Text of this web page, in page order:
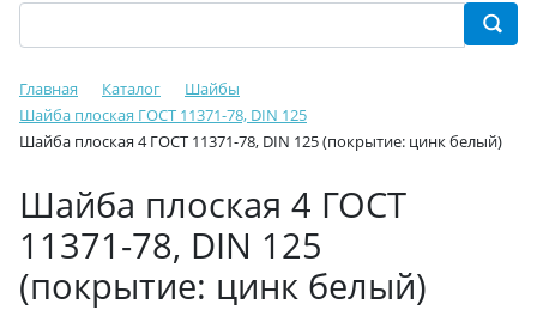
Главная Каталог
Шайбы
Шайба плоская ГОСТ 11371-78, DIN 125
Шайба плоская 4 ГОСТ 11371-78, DIN 125 (покрытие: цинк белый)
Шайба плоская 4 ГОСТ
11371-78, DIN 125
(покрытие: цинк белый)